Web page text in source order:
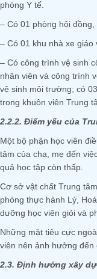
phòng Y tế.
– Có 01 phòng hội
– Có 01 khu nhà xe giáo
– Có công trình vệ sinh
nhân viên và công trình
vệ sinh môi trường; có
trong khuôn viên Trung
2.2.2. Điểm yếu của
Một bộ phận học viên
tâm của cha, mẹ đến
quả học tập còn thấp.
Cơ sở vật chất Trung
phòng thực hành Lý,
dưỡng học viên giỏi và
Những mặt tiêu cực
viên nên ảnh hưởng đến
2.3. Định hướng xây